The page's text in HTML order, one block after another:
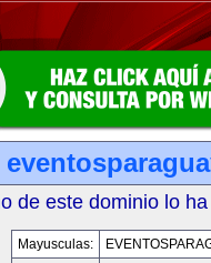
de este dominio lo
Mayusculas: